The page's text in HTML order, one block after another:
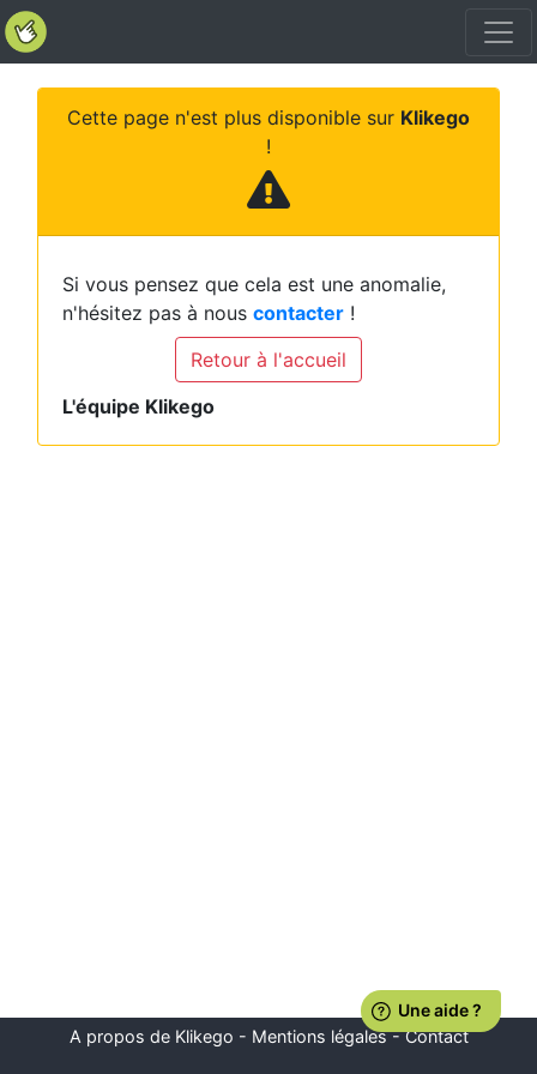
Cette page n'est plus disponible sur Klikego
!
Si vous pensez que cela est une anomalie,
n'hésitez pas à nous contacter !
Retour à l'accueil
L'équipe Klikego
A propos de Klikego - Mentions légales-Contact